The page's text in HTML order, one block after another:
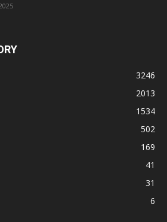
3246
2013
1534
502
169
41
31
6